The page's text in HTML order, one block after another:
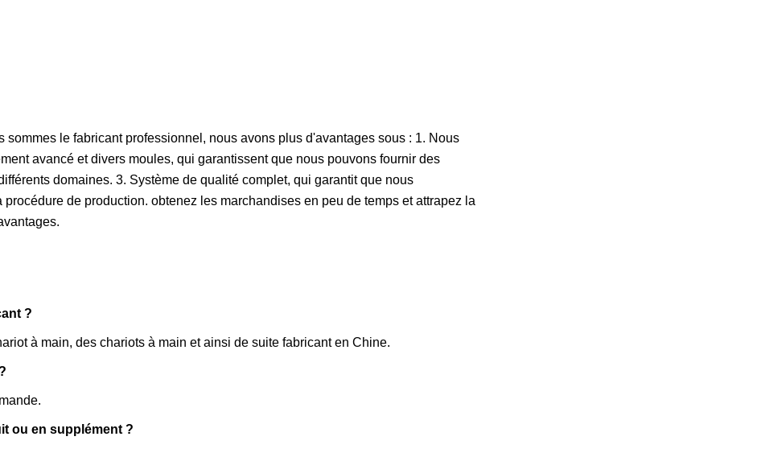
le fabricant professionnel, nous avons plus d'avantages sous : 1. Nous
avancé et divers moules, qui garantissent que nous pouvons fournir des
domaines. 3. Système de qualité complet, qui garantit que nous
de production. obtenez les marchandises en peu de temps et attrapez la
?
à main, des chariots à main et ainsi de suite fabricant en Chine.
ou en supplément ?